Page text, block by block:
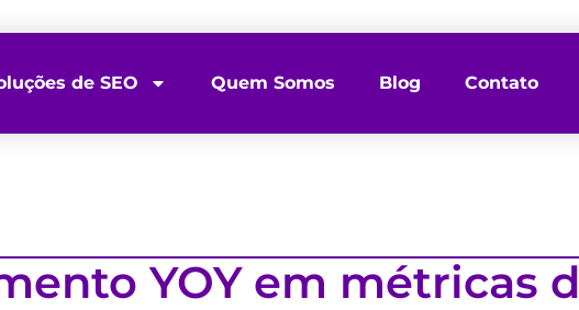
de SEO Quem Somos Blog Contato
YOY em métricas